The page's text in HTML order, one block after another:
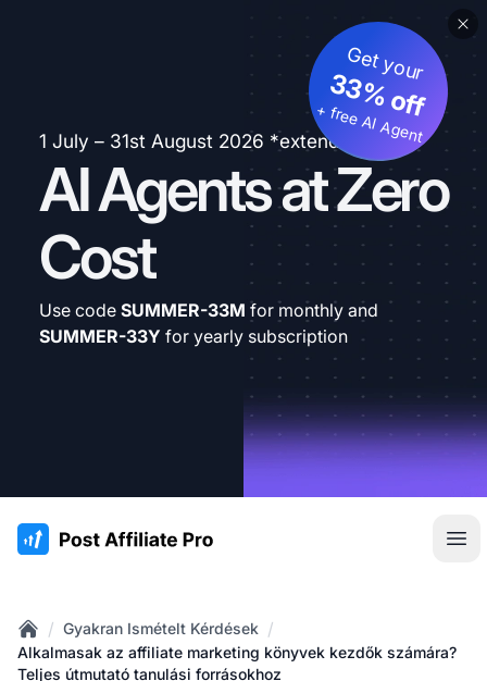
1 July – 31st August 2026 *extended
AI Agents at Zero
Cost
Get your
33% off
+ free AI Agent
Use code SUMMER-33M for monthly and
SUMMER-33Y for yearly subscription
:site.title
Home
/ Gyakran Ismételt Kérdések /
Alkalmasak az affiliate marketing könyvek kezdők számára?
Teljes útmutató tanulási forrásokhoz